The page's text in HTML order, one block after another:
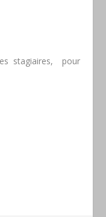
stagiaires, pour